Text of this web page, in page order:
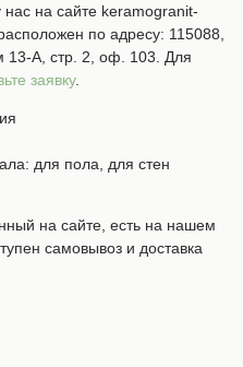
на сайте keramogranit-
по адресу: 115088,
13-А, стр. 2, оф. 103. Для
заявку.
для пола, для стен
на сайте, есть на нашем
самовывоз и доставка